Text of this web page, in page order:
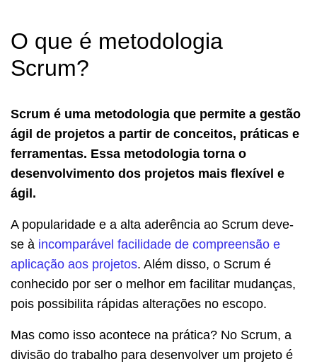
O que é metodologia
Scrum?
Scrum é uma metodologia que permite a gestão
ágil de projetos a partir de conceitos, práticas e
ferramentas. Essa metodologia torna o
desenvolvimento dos projetos mais flexível e
ágil.
A popularidade e a alta aderência ao Scrum deve-
se à incomparável facilidade de compreensão e
aplicação aos projetos. Além disso, o Scrum é
conhecido por ser o melhor em facilitar mudanças,
pois possibilita rápidas alterações no escopo.
Mas como isso acontece na prática? No Scrum, a
divisão do trabalho para desenvolver um projeto é